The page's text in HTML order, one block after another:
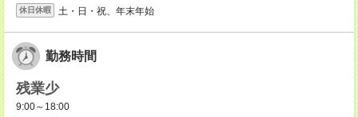
休日休暇 土・日・祝、年末年始
勤務時間
残業少
9:00～18:00